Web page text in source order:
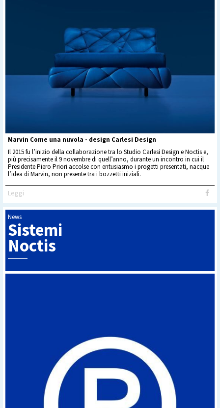
Marvin Come una nuvola - design Carlesi Design
Il 2015 fu l’inizio della collaborazione tra lo Studio Carlesi Design e Noctis e,
più precisamente il 9 novembre di quell’anno, durante un incontro in cui il
Presidente Piero Priori accolse con entusiasmo i progetti presentati, nacque
l’idea di Marvin, non presente tra i bozzetti iniziali.
Leggi
News
Sistemi
Noctis